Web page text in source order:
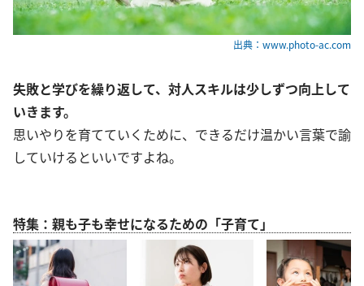
出典：www.photo-ac.com
失敗と学びを繰り返して、対人スキルは少しずつ向上して
いきます。
思いやりを育てていくために、できるだけ温かい言葉で諭
していけるといいですよね。
特集：親も子も幸せになるための「子育て」